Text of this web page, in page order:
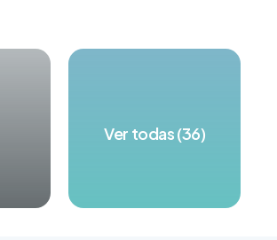
Ver todas (36)